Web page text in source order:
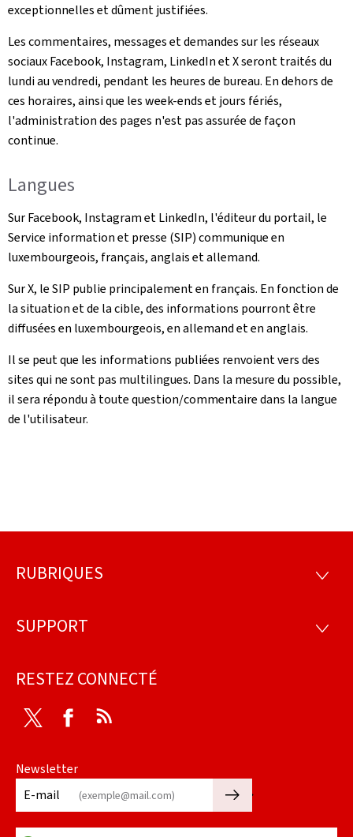
exceptionnelles et dûment justifiées.
Les commentaires, messages et demandes sur les réseaux
sociaux Facebook, Instagram, LinkedIn et X seront traités du
lundi au vendredi, pendant les heures de bureau. En dehors de
ces horaires, ainsi que les week-ends et jours fériés,
l'administration des pages n'est pas assurée de façon
continue.
Langues
Sur Facebook, Instagram et LinkedIn, l'éditeur du portail, le
Service information et presse (SIP) communique en
luxembourgeois, français, anglais et allemand.
Sur X, le SIP publie principalement en français. En fonction de
la situation et de la cible, des informations pourront être
diffusées en luxembourgeois, en allemand et en anglais.
Il se peut que les informations publiées renvoient vers des
sites qui ne sont pas multilingues. Dans la mesure du possible,
il sera répondu à toute question/commentaire dans la langue
de l'utilisateur.
Pied
page
RUBRIQUES
SUPPORT
RESTEZ CONNECTÉ
Twitter Facebook
Newsletter
E-mail
🡒